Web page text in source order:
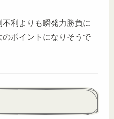
利よりも瞬発力勝負に
ポイントになりそうで